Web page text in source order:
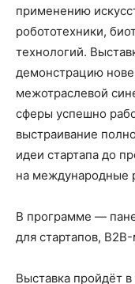
применению
робототехники,
технологий.
демонстрацию
межотраслевой
сферы успешно
выстраивание
идеи стартапа до
на международные
В программе —
для стартапов,
Выставка пройдёт